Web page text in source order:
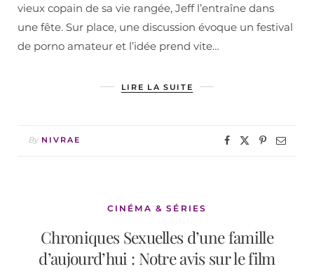
vieux copain de sa vie rangée, Jeff l’entraîne dans
une fête. Sur place, une discussion évoque un festival
de porno amateur et l’idée prend vite…
LIRE LA SUITE
By NIVRAE
CINÉMA & SÉRIES
Chroniques Sexuelles d’une famille
d’aujourd’hui : Notre avis sur le film